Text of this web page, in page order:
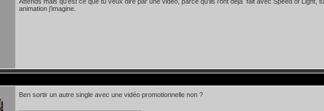
animation j'imagine.
Ben sortir un autre single avec une vidéo promotionnelle non ?